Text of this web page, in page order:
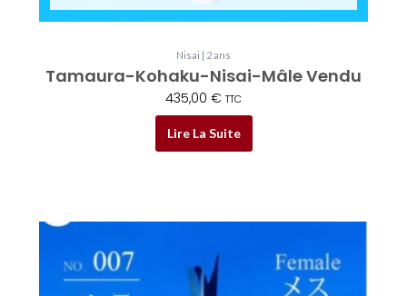
Nisai | 2 ans
Tamaura-Kohaku-Nisai-Mâle Vendu
435,00 € TTC
Lire La Suite